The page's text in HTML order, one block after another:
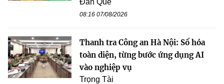
08:16 07/08/2026
Thanh tra Công an Hà Nội: Số hóa
toàn diện, từng bước ứng dụng AI
vào nghiệp vụ
Trọng Tài